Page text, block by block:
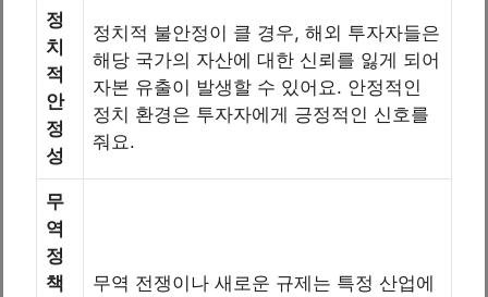
정
치
적
안
정
성
정치적 불안정이 클 경우, 해외 투자자들은
해당 국가의 자산에 대한 신뢰를 잃게 되어
자본 유출이 발생할 수 있어요. 안정적인
정치 환경은 투자자에게 긍정적인 신호를
줘요.
무
역
정
책
무역 전쟁이나 새로운 규제는 특정 산업에